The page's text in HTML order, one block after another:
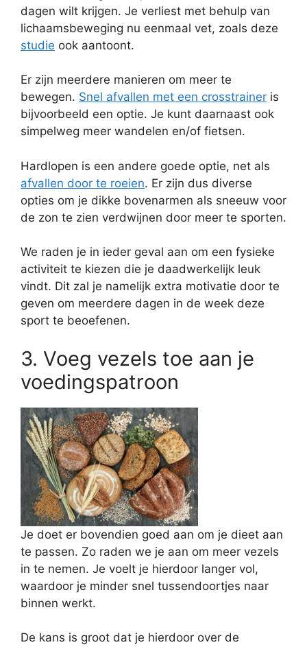
dagen wilt krijgen. Je verliest met behulp van
lichaamsbeweging nu eenmaal vet, zoals deze
studie ook aantoont.
Er zijn meerdere manieren om meer te
bewegen. Snel afvallen met een crosstrainer is
bijvoorbeeld een optie. Je kunt daarnaast ook
simpelweg meer wandelen en/of fietsen.
Hardlopen is een andere goede optie, net als
afvallen door te roeien. Er zijn dus diverse
opties om je dikke bovenarmen als sneeuw voor
de zon te zien verdwijnen door meer te sporten.
We raden je in ieder geval aan om een fysieke
activiteit te kiezen die je daadwerkelijk leuk
vindt. Dit zal je namelijk extra motivatie door te
geven om meerdere dagen in de week deze
sport te beoefenen.
3. Voeg vezels toe aan je
voedingspatroon
Je doet er bovendien goed aan om je dieet aan
te passen. Zo raden we je aan om meer vezels
in te nemen. Je voelt je hierdoor langer vol,
waardoor je minder snel tussendoortjes naar
binnen werkt.
De kans is groot dat je hierdoor over de